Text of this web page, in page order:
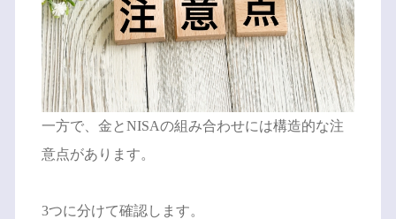
一方で、金とNISAの組み合わせには構造的な注
意点があります。
3つに分けて確認します。